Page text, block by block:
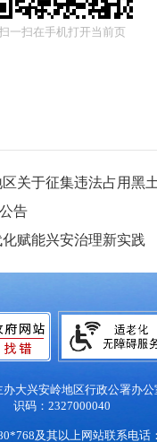
一扫在手机打开当前页
关于征集违法占用黑
告
化赋能兴安治理新实践
办大兴安岭地区行政公署办
识码：2327000040
及其以上网站联系电话